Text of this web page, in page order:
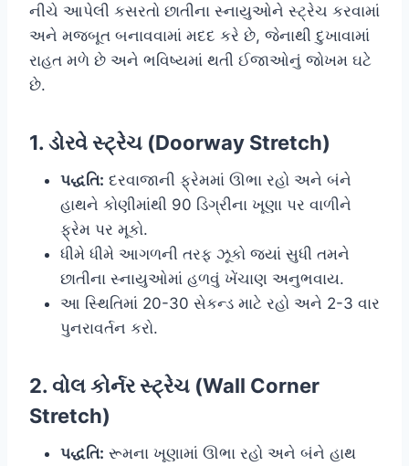
નીચે આપેલી કસરતો છાતીના સ્નાયુઓને સ્ટ્રેચ કરવામાં
અને મજબૂત બનાવવામાં મદદ કરે છે, જેનાથી દુખાવામાં
રાહત મળે છે અને ભવિષ્યમાં થતી ઈજાઓનું જોખમ ઘટે
છે.
1. ડોરવે સ્ટ્રેચ (Doorway Stretch)
પદ્ધતિ: દરવાજાની ફ્રેમમાં ઊભા રહો અને બંને
હાથને કોણીમાંથી 90 ડિગ્રીના ખૂણા પર વાળીને
ફ્રેમ પર મૂકો.
ધીમે ધીમે આગળની તરફ ઝૂકો જ્યાં સુધી તમને
છાતીના સ્નાયુઓમાં હળવું ખેંચાણ અનુભવાય.
આ સ્થિતિમાં 20-30 સેકન્ડ માટે રહો અને 2-3 વાર
પુનરાવર્તન કરો.
2. વોલ કોર્નર સ્ટ્રેચ (Wall Corner
Stretch)
પદ્ધતિ: રૂમના ખૂણામાં ઊભા રહો અને બંને હાથ